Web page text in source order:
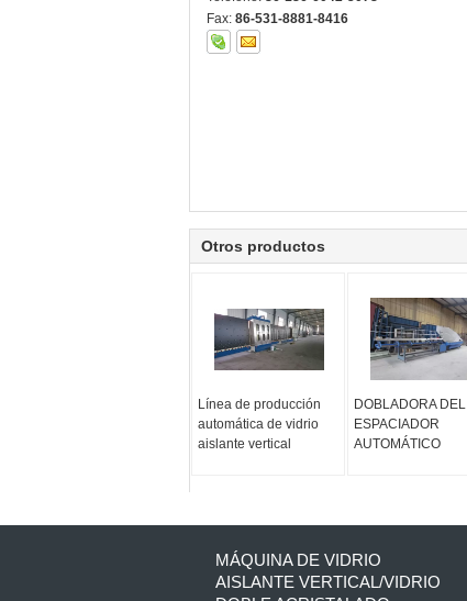
Fax: 86-531-8881-8416
Otros productos
Línea de producción
automática de vidrio
aislante vertical
DOBLADORA DEL
ESPACIADOR
AUTOMÁTICO
MÁQUINA DE VIDRIO
AISLANTE VERTICAL/VIDRIO